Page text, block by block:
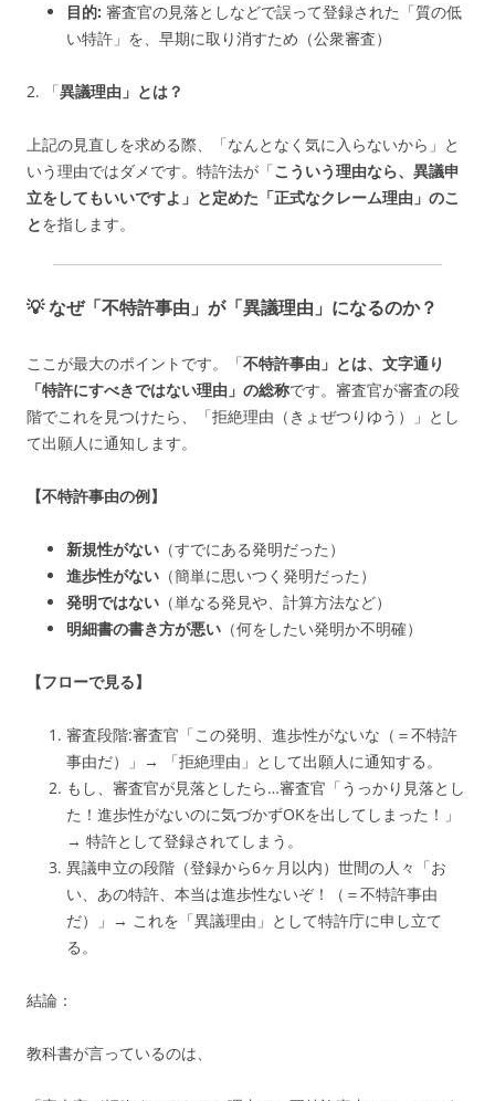
目的: 審査官の見落としなどで誤って登録された「質の低
い特許」を、早期に取り消すため（公衆審査）
2. 「異議理由」とは？
上記の見直しを求める際、「なんとなく気に入らないから」と
いう理由ではダメです。特許法が「こういう理由なら、異議申
立をしてもいいですよ」と定めた「正式なクレーム理由」のこ
とを指します。
💡 なぜ「不特許事由」が「異議理由」になるのか？
ここが最大のポイントです。「不特許事由」とは、文字通り
「特許にすべきではない理由」の総称です。 審査官が審査の段
階でこれを見つけたら、「拒絶理由（きょぜつりゆう）」とし
て出願人に通知します。
【不特許事由の例】
新規性がない （すでにある発明だった）
進歩性がない （簡単に思いつく発明だった）
発明ではない （単なる発見や、計算方法など）
明細書の書き方が悪い （何をしたい発明か不明確）
【フローで見る】
審査段階:審査官「この発明、進歩性がないな（＝不特許
事由だ）」→ 「拒絶理由」として出願人に通知する。
もし、審査官が見落としたら…審査官「うっかり見落とし
た！進歩性がないのに気づかずOKを出してしまった！」
→ 特許として登録されてしまう。
異議申立の段階（登録から6ヶ月以内）世間の人々「お
い、あの特許、本当は進歩性ないぞ！（＝不特許事由
だ）」→ これを「異議理由」として特許庁に申し立て
る。
結論：
教科書が言っているのは、